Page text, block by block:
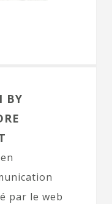
BY
par le web